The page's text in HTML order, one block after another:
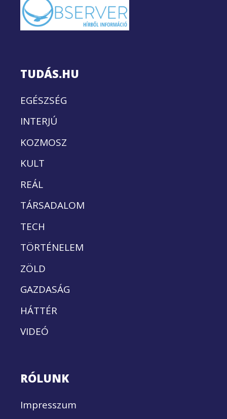
TUDÁS.HU
EGÉSZSÉG
INTERJÚ
KOZMOSZ
KULT
REÁL
TÁRSADALOM
TECH
TÖRTÉNELEM
ZÖLD
GAZDASÁG
HÁTTÉR
VIDEÓ
RÓLUNK
Impresszum